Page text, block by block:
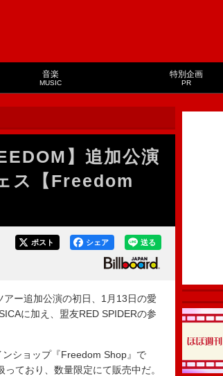
音楽
MUSIC
特別企画
PR
】追加公演
ス【Freedom
送る
シェア
ポスト
ー追加公演の初日、1月13日の愛
に加え、盟友RED SPIDERの参
ショップ『Freedom Shop』で
ており、数量限定にて販売中だ。